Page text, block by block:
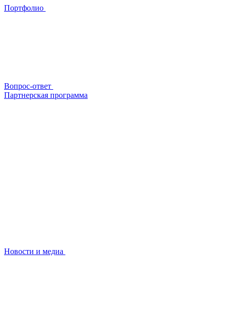
Портфолио
Вопрос-ответ
Партнерская программа
Новости и медиа